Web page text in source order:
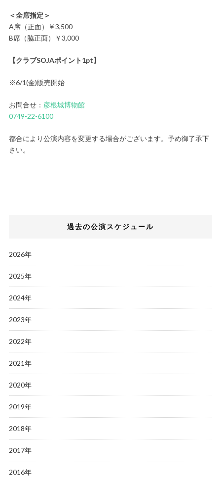
＜全席指定＞
A席（正面）￥3,500
B席（脇正面）￥3,000
【クラブSOJAポイント1pt】
※6/1(金)販売開始
お問合せ： 彦根城博物館
0749-22-6100
都合により公演内容を変更する場合がございます。予め御了承下
さい。
過去の公演スケジュール
2026年
2025年
2024年
2023年
2022年
2021年
2020年
2019年
2018年
2017年
2016年